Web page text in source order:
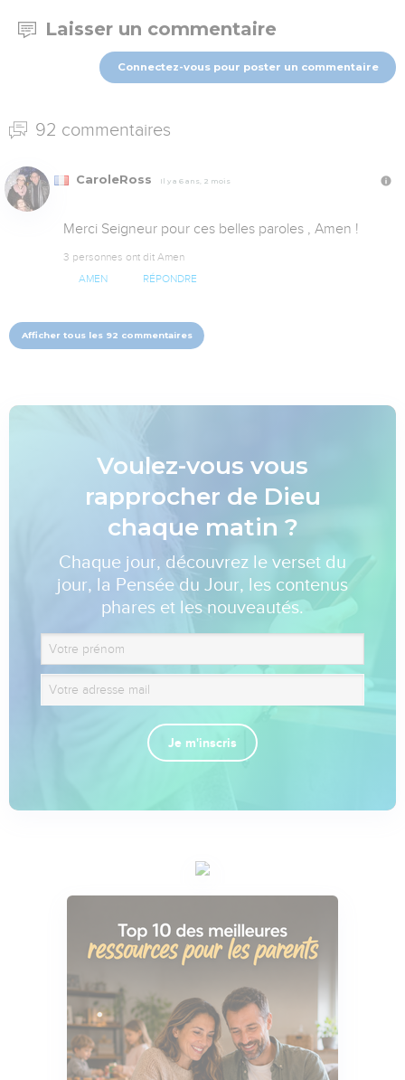
Laisser un commentaire
Connectez-vous pour poster un commentaire
92 commentaires
CaroleRoss Il y a 6 ans, 2 mois
Merci Seigneur pour ces belles paroles , Amen !
3 personnes ont dit Amen
AMEN RÉPONDRE
Afficher tous les 92 commentaires
Voulez-vous vous
rapprocher de Dieu
chaque matin ?
Chaque jour, découvrez le verset du
jour, la Pensée du Jour, les contenus
phares et les nouveautés.
Je m'inscris